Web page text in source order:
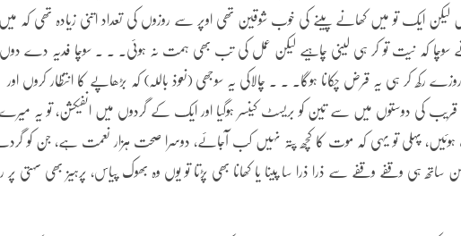
ایک تو میں کھانے پینے کی خوب شوقین تھی اوپر سے روزوں کی تعداد اتنی زیادہ تھی کہ میں
سوچا کہ نیت تو کر ہی لینی چاہیے لیکن عمل کی تب بھی ہمت نہ ہوئی۔ ۔ ۔ سوچا فدیہ دے دوں
رکھ کر ہی یہ قرض چکانا ہوگا۔ ۔ ۔ چالاکی یہ سوجھی (نعوذ باللہ) کہ بڑھاپے کا انتظار کروں اور
کی دوستوں میں سے تین کو بریسٹ کینسر ہوگیا اور ایک کے گردوں میں انفیکشن، تو یہ میرے
ہوئیں، پہلی تو یہی کہ موت کا کچھ پتہ نہیں کب آجائے، دوسرا صحت ہزار نعمت ہے، جن کو
ساتھ ہی وقفے وقفے سے ذرا ذرا سا پینا یا کھانا بھی پڑتا تو یوں وہ بھوک پیاس، پرہیز بھی سہتی پر